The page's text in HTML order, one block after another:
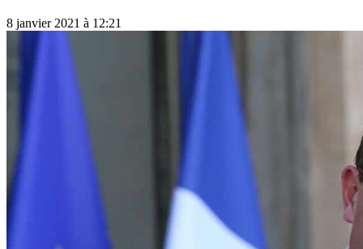
8 janvier 2021 à 12:21